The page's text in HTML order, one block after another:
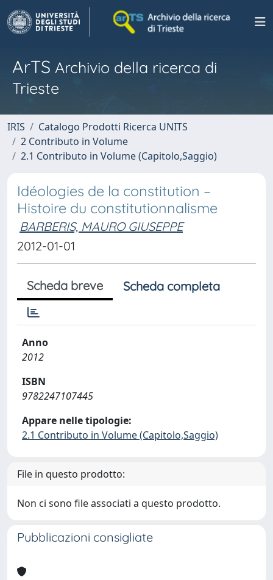
ArTS Archivio della ricerca di
Trieste
IRIS
Catalogo Prodotti Ricerca UNITS
2 Contributo in Volume
2.1 Contributo in Volume (Capitolo,Saggio)
Idéologies de la constitution –
Histoire du constitutionnalisme
BARBERIS, MAURO GIUSEPPE
2012-01-01
Scheda breve Scheda completa
Anno
2012
ISBN
9782247107445
Appare nelle tipologie:
2.1 Contributo in Volume (Capitolo,Saggio)
File in questo prodotto:
Non ci sono file associati a questo prodotto.
Pubblicazioni consigliate